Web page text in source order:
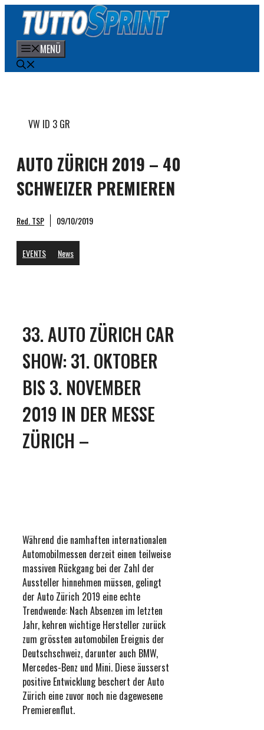
Inhalt
springen
MENÜ
AUTO ZÜRICH 2019 – 40
SCHWEIZER PREMIEREN
Red. TSP 09/10/2019
EVENTS News
VW ID 3 GR
33. AUTO ZÜRICH CAR
SHOW: 31. OKTOBER
BIS 3. NOVEMBER
2019 IN DER MESSE
ZÜRICH –
Während die namhaften internationalen
Automobilmessen derzeit einen teilweise
massiven Rückgang bei der Zahl der
Aussteller hinnehmen müssen, gelingt
der Auto Zürich 2019 eine echte
Trendwende: Nach Absenzen im letzten
Jahr, kehren wichtige Hersteller zurück
zum grössten automobilen Ereignis der
Deutschschweiz, darunter auch BMW,
Mercedes-Benz und Mini. Diese äusserst
positive Entwicklung beschert der Auto
Zürich eine zuvor noch nie dagewesene
Premierenflut.